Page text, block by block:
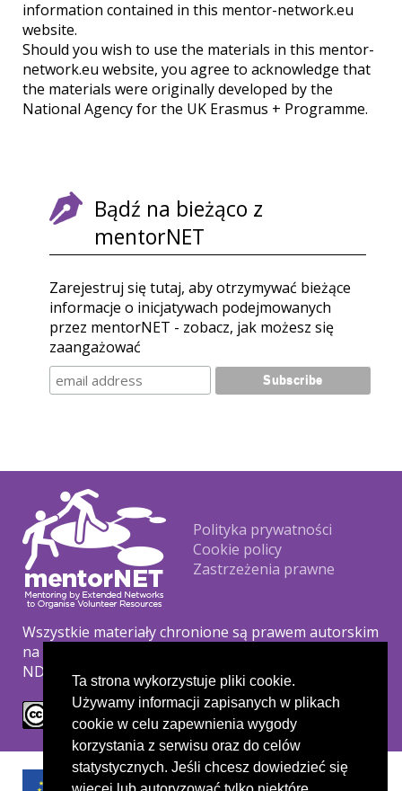
Ta strona wykorzystuje pliki cookie.
Używamy informacji zapisanych w plikach
cookie w celu zapewnienia wygody
korzystania z serwisu oraz do celów
statystycznych. Jeśli chcesz dowiedzieć się
information contained in this mentor-network.eu
website.
Should you wish to use the materials in this mentor-
network.eu website, you agree to acknowledge that
the materials were originally developed by the
National Agency for the UK Erasmus + Programme.
Bądź na bieżąco z
mentorNET
Zarejestruj się tutaj, aby otrzymywać bieżące
informacje o inicjatywach podejmowanych
przez mentorNET - zobacz, jak możesz się
zaangażować
Footer
Polityka prywatności
Cookie policy
Zastrzeżenia prawne
Wszystkie materiały chronione są prawem autorskim
na podstawie licencji Creative Commons CC BY-NC-
ND.